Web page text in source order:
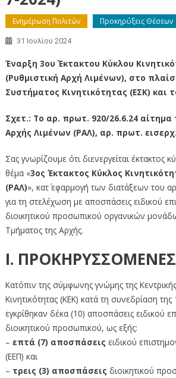
Ενημέρωση Πολιτών Προκηρύξεις Θέσεων
31 Ιουλίου 2024
Έναρξη 3ου Έκτακτου Κύκλου
(Ρυθμιστική Αρχή Λιμένων), στο
Συστήματος Κινητικότητας (ΕΣΚ) και
Σχετ.: Τo αρ. πρωτ. 920/26.6.24 αίτημα
Αρχής Λιμένων (ΡΑΛ), αρ. πρωτ.
Σας γνωρίζουμε ότι διενεργείται έκτακτος
θέμα «3ος Έκτακτος Κύκλος
(ΡΑΛ)», κατ΄ εφαρμογή των διατάξεων του
για τη στελέχωση με αποσπάσεις ειδικού
διοικητικού προσωπικού οργανικών
Τμήματος της Αρχής.
Ι. ΠΡΟΚΗΡΥΣΣΟΜΕΝΕΣ
Κατόπιν της σύμφωνης γνώμης της
Κινητικότητας (ΚΕΚ) κατά τη συνεδρίαση
εγκρίθηκαν δέκα (10) αποσπάσεις ειδικού
διοικητικού προσωπικού, ως εξής:
– επτά (7) αποσπάσεις ειδικού
(ΕΕΠ) και
– τρεις (3) αποσπάσεις διοικητικού